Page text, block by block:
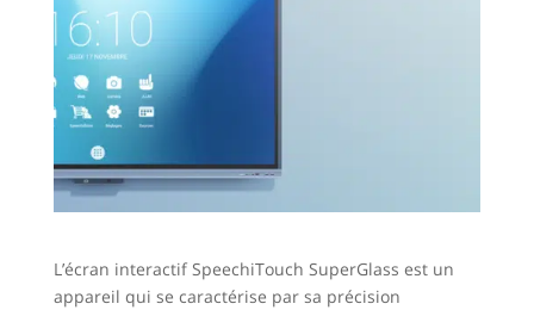
L’écran interactif SpeechiTouch SuperGlass est un
appareil qui se caractérise par sa précision